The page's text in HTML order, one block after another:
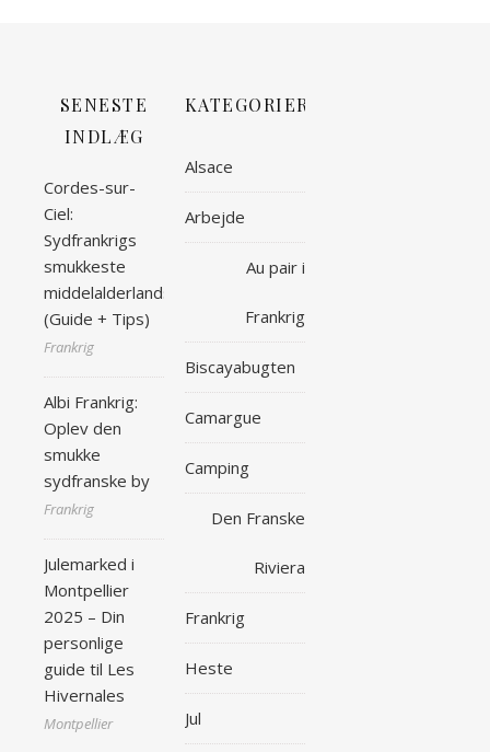
SENESTE
INDLÆG
Cordes-sur-
Ciel:
Sydfrankrigs
smukkeste
middelalderlandsby
(Guide + Tips)
Frankrig
Albi Frankrig:
Oplev den
smukke
sydfranske by
Frankrig
Julemarked i
Montpellier
2025 – Din
personlige
guide til Les
Hivernales
Montpellier
KATEGORIER
Alsace
Arbejde
Au pair i
Frankrig
Biscayabugten
Camargue
Camping
Den Franske
Riviera
Frankrig
Heste
Jul